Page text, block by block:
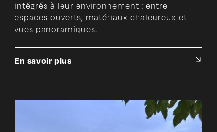
intégrés à leur environnement : entre
espaces ouverts, matériaux chaleureux et
vues panoramiques.
En savoir plus